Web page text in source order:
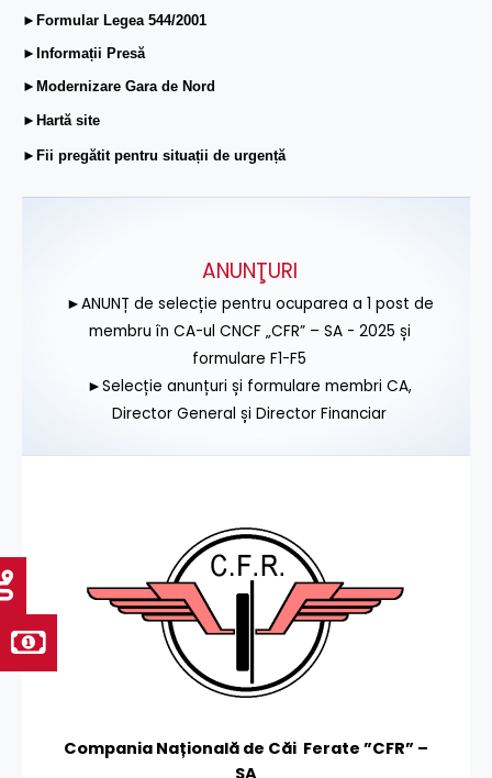
►Formular Legea 544/2001
►Informații Presă
►Modernizare Gara de Nord
►Hartă site
►Fii pregătit pentru situații de urgență
ANUNŢURI
►ANUNȚ de selecție pentru ocuparea a 1 post de
membru în CA-ul CNCF „CFR” – SA - 2025 și
formulare F1-F5
►Selecție anunțuri și formulare membri CA,
Director General și Director Financiar
Compania Națională de Căi Ferate ”CFR” –
SA